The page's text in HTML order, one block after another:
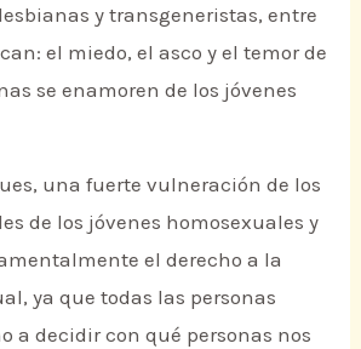
y transgeneristas, entre
el miedo, el asco y el temor de
se enamoren de los jóvenes
una fuerte vulneración de los
de los jóvenes homosexuales y
el derecho a la
ya que todas las personas
a decidir con qué personas nos